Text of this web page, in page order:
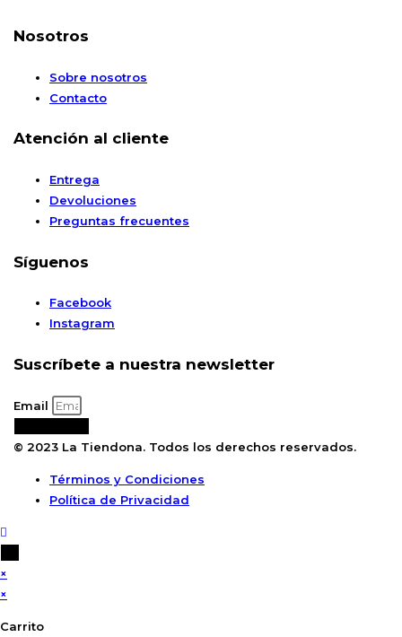
Nosotros
Sobre nosotros
Contacto
Atención al cliente
Entrega
Devoluciones
Preguntas frecuentes
Síguenos
Facebook
Instagram
Suscríbete a nuestra newsletter
Email
© 2023 La Tiendona. Todos los derechos reservados.
Términos y Condiciones
Política de Privacidad
×
×
Carrito